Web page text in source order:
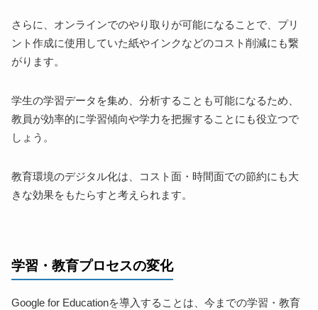
さらに、オンラインでのやり取りが可能になることで、プリ
ント作成に使用していた紙やインクなどのコスト削減にも繋
がります。
学生の学習データを集め、分析することも可能になるため、
教員が効率的に学習傾向や学力を把握することにも役立つで
しょう。
教育環境のデジタル化は、コスト面・時間面での節約にも大
きな効果をもたらすと考えられます。
学習・教育プロセスの変化
Google for Educationを導入することは、今までの学習・教育